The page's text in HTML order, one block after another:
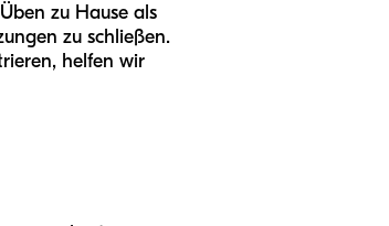
zu Hause als
zu schließen.
helfen wir